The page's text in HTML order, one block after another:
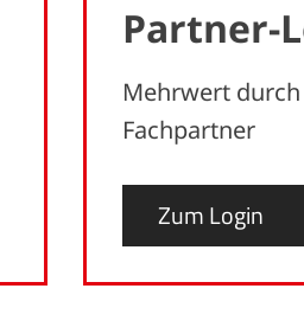
Partner-
Mehrwert
Fachpartner
Zum Login